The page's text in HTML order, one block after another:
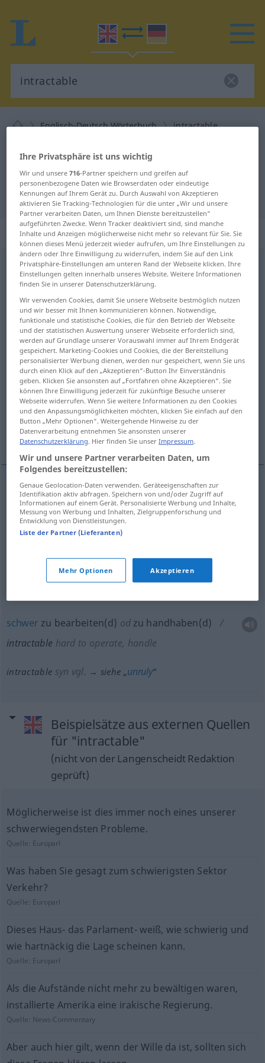
Englisch-Deutsch Wörterbuch intractable
"intractable"
"intractable" Deutsch Übersetzung
„intractable“: adjective
intractableadj
Übersicht aller Übersetzungen
(Für mehr Details die Übersetzung anklicken/antippen)
hartnäckig
unlenksam, unbändig, halsstarrig, störrisch,
eigensinnig
schwer zu bearbeitend
problematisch, schwierig
hartnäckig intractableillness, problemetc
unbändig halsstarrig
eigensinnig,problematisch schwierig
intractableobstinate
schwer zu bearbeiten(d) odzu handhaben(d)
intractable hard to operate, handle
intractable syn vgl. → siehe „unruly“
Beispielsätze aus externen Quellen
für "intractable"
(nicht von der Langenscheidt Redaktion
geprüft)
Möglicherweise ist dies immer noch eines unserer
schwerwiegendsten Probleme.
Quelle: Europarl
Was haben Sie gesagt zum schwierigsten Sektor
Verkehr?
Quelle: Europarl
Dieses Haus- das Parlament- weiß, wie schwierig und
wie hartnäckig die Lage scheinen kann.
Quelle: Europarl
Als die Aufstände nicht mehr zu bewältigen waren,
installierte Amerika eine irakische Regierung.
Quelle: News-Commentary
Aber auch hier gilt, wenn der Wille da ist, sollten sich
Ihre Privatsphäre ist uns wichtig
Wir und unsere716-Partner speichern und greifen auf
personenbezogene Daten wie Browserdaten oder eindeutige
Kennungen auf Ihrem Gerät zu. Durch Auswahl von Akzeptieren
aktivieren Sie Tracking-Technologien für die unter „Wir und unsere
Partner verarbeiten Daten, um Ihnen Dienste bereitzustellen“
aufgeführten Zwecke. Wenn Tracker deaktiviert sind, sind manche
Inhalte und Anzeigen möglicherweise nicht mehr so relevant für Sie. Sie
können dieses Menü jederzeit wieder aufrufen, um Ihre Einstellungen zu
ändern oder Ihre Einwilligung zu widerrufen, indem Sie auf den Link
Privatsphäre-Einstellungen am unteren Rand der Webseite klicken. Ihre
Einstellungen gelten innerhalb unseres Website. Weitere Informationen
finden Sie in unserer Datenschutzerklärung.
Wir verwenden Cookies, damit Sie unsere Webseite bestmöglich nutzen
und wir besser mit Ihnen kommunizieren können. Notwendige,
funktionale und statistische Cookies, die für den Betrieb der Webseite
und der statistischen Auswertung unserer Webseite erforderlich sind,
werden auf Grundlage unserer Vorauswahl immer auf Ihrem Endgerät
gespeichert. Marketing-Cookies und Cookies, die der Bereitstellung
personalisierter Werbung dienen, werden nur gespeichert, wenn Sie uns
durch einen Klick auf den „Akzeptieren“-Button Ihr Einverständnis
geben. Klicken Sie ansonsten auf „Fortfahren ohne Akzeptieren“. Sie
können Ihre Einwilligung jederzeit für zukünftige Besuche unserer
Webseite widerrufen. Wenn Sie weitere Informationen zu den Cookies
und den Anpassungsmöglichkeiten möchten, klicken Sie einfach auf den
Button „Mehr Optionen“. Weitergehende Hinweise zu der
Datenverarbeitung entnehmen Sie ansonsten unserer
Datenschutzerklärung. Hier finden Sie unserImpressum.
Wir und unsere Partner verarbeiten Daten, um
Folgendes bereitzustellen:
Genaue Geolocation-Daten verwenden. Geräteeigenschaften zur
Identifikation aktiv abfragen. Speichern von und/oder Zugriff auf
Informationen auf einem Gerät. Personalisierte Werbung und Inhalte,
Messung von Werbung und Inhalten, Zielgruppenforschung und
Entwicklung von Dienstleistungen.
Liste der Partner (Lieferanten)
Mehr Optionen Akzeptieren